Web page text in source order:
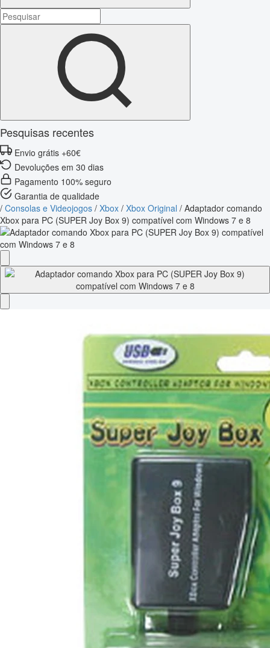
Pesquisas recentes
Envio grátis +60€
Devoluções em 30 dias
Pagamento 100% seguro
Garantia de qualidade
/ Consolas e Videojogos / Xbox / Xbox Original / Adaptador comando
Xbox para PC (SUPER Joy Box 9) compatível com Windows 7 e 8